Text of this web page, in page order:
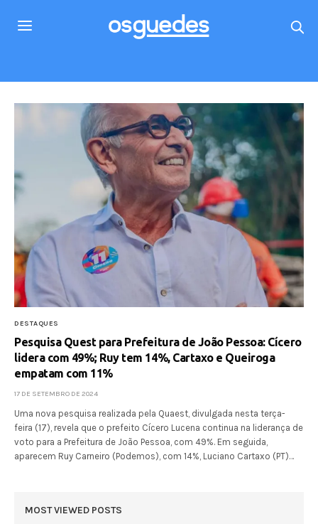
DESTAQUES
Pesquisa Quest para Prefeitura de João Pessoa: Cícero
lidera com 49%; Ruy tem 14%, Cartaxo e Queiroga
empatam com 11%
17 DE SETEMBRO DE 2024
Uma nova pesquisa realizada pela Quaest, divulgada nesta terça-
feira (17), revela que o prefeito Cícero Lucena continua na liderança de
voto para a Prefeitura de João Pessoa, com 49%. Em seguida,
aparecem Ruy Carneiro (Podemos), com 14%, Luciano Cartaxo (PT)…
MOST VIEWED POSTS